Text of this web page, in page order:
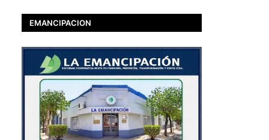
EMANCIPACION